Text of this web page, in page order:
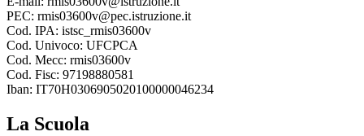
PEC: rmis03600v@pec.istruzione.it
Cod. IPA: istsc_rmis03600v
Cod. Univoco: UFCPCA
Cod. Mecc: rmis03600v
Cod. Fisc: 97198880581
Iban: IT70H0306905020100000046234
La Scuola